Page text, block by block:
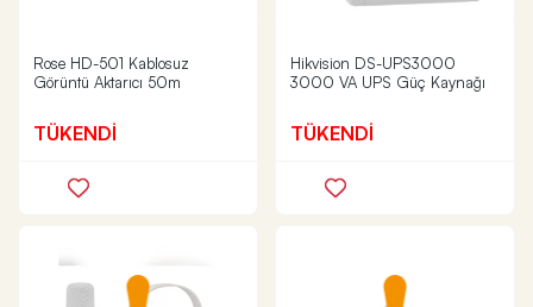
Rose HD-501 Kablosuz
Görüntü Aktarıcı 50m
TÜKENDİ
Hikvision DS-UPS3000
3000 VA UPS Güç Kaynağı
TÜKENDİ